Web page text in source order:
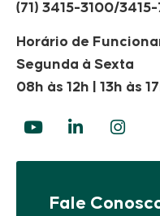
(71) 3415-3100/
Horário de
Segunda à Sexta
08h às 12h | 13h às
Fale